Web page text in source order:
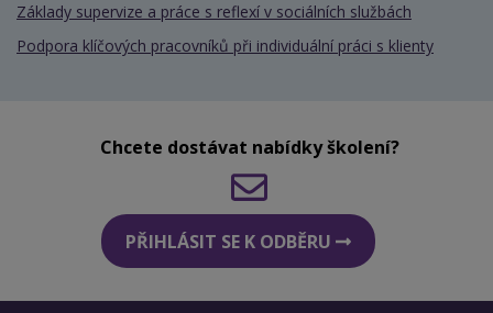
Základy supervize a práce s reflexí v sociálních službách
Podpora klíčových pracovníků při individuální práci s klienty
Chcete dostávat nabídky školení?
PŘIHLÁSIT SE K ODBĚRU